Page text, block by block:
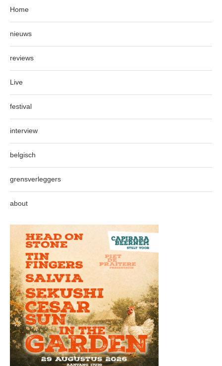
Home
nieuws
reviews
Live
festival
interview
belgisch
grensverleggers
about